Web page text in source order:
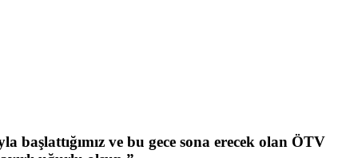
ve bu gece sona erecek olan ÖTV